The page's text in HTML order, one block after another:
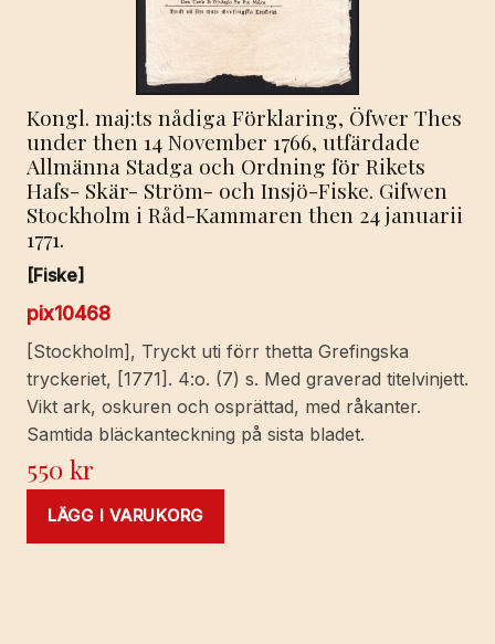
Kongl. maj:ts nådiga Förklaring, Öfwer Thes
under then 14 November 1766, utfärdade
Allmänna Stadga och Ordning för Rikets
Hafs- Skär- Ström- och Insjö-Fiske. Gifwen
Stockholm i Råd-Kammaren then 24 januarii
1771.
[Fiske]
pix10468
[Stockholm], Tryckt uti förr thetta Grefingska
tryckeriet, [1771]. 4:o. (7) s. Med graverad titelvinjett.
Vikt ark, oskuren och osprättad, med råkanter.
Samtida bläckanteckning på sista bladet.
550kr
LÄGG I VARUKORG